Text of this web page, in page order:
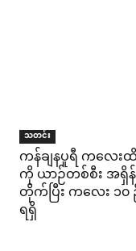
သတင်း
ကန်ချနပူရီ ကလေးထိ
ကို ယာဉ်တစ်စီး အရှိ
တိုက်ပြီး ကလေး ၁၀
ရရှိ